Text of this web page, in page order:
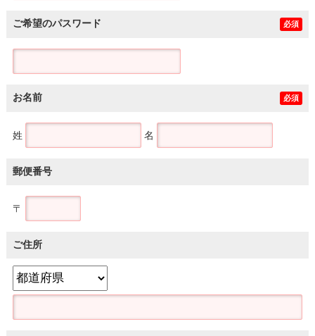
ご希望のパスワード 必須
お名前 必須
姓 名
郵便番号
〒
ご住所